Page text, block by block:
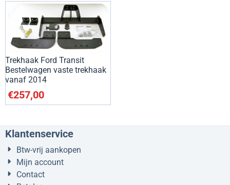
Trekhaak Ford Transit
Bestelwagen vaste trekhaak
vanaf 2014
€257,00
Klantenservice
Btw-vrij aankopen
Mijn account
Contact